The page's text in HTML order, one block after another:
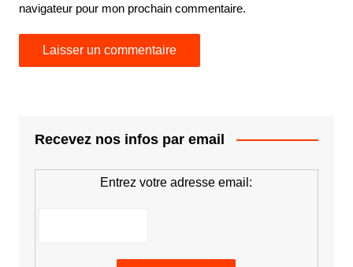
navigateur pour mon prochain commentaire.
Recevez nos infos par email
Entrez votre adresse email: